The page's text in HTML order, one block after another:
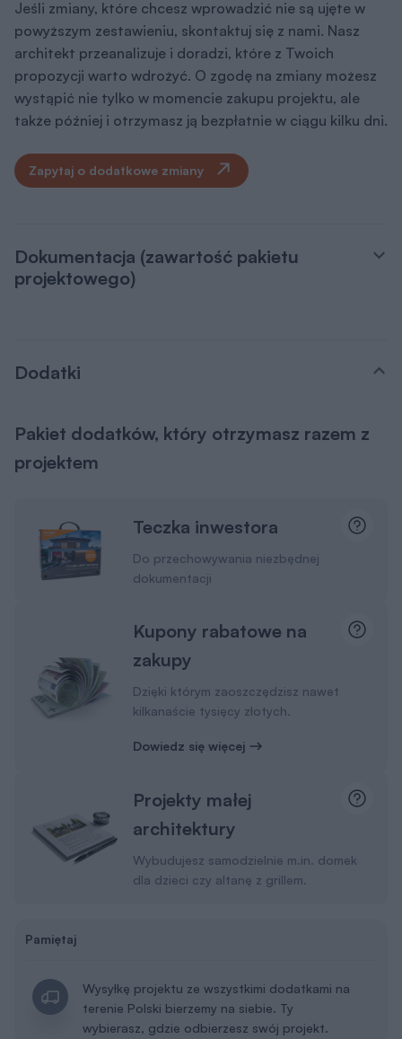
Jeśli zmiany, które chcesz wprowadzić nie są ujęte w
powyższym zestawieniu, skontaktuj się z nami. Nasz
architekt przeanalizuje i doradzi, które z Twoich
propozycji warto wdrożyć. O zgodę na zmiany możesz
wystąpić nie tylko w momencie zakupu projektu, ale
także później i otrzymasz ją bezpłatnie w ciągu kilku dni.
Zapytaj o dodatkowe zmiany
Dokumentacja (zawartość pakietu
projektowego)
Dodatki
Pakiet dodatków, który otrzymasz razem z
projektem
Teczka inwestora
Do przechowywania niezbędnej
dokumentacji
Kupony rabatowe na
zakupy
Dzięki którym zaoszczędzisz nawet
kilkanaście tysięcy złotych.
Dowiedz się więcej
Projekty małej
architektury
Wybudujesz samodzielnie m.in. domek
dla dzieci czy altanę z grillem.
Pamiętaj
Wysyłkę projektu ze wszystkimi dodatkami na
terenie Polski bierzemy na siebie. Ty
wybierasz, gdzie odbierzesz swój projekt.